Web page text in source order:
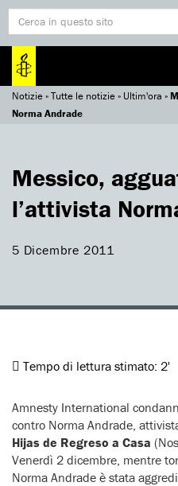
Notizie»Tutte le notizie» Ultim'ora »
Norma Andrade
Messico,
l’attivista
5 Dicembre 2011
Tempo di lettura stimato: 2'
Amnesty International
contro Norma Andrade,
Hijas de Regreso a Casa (N
Venerdì 2 dicembre, mentre
Norma Andrade è stata